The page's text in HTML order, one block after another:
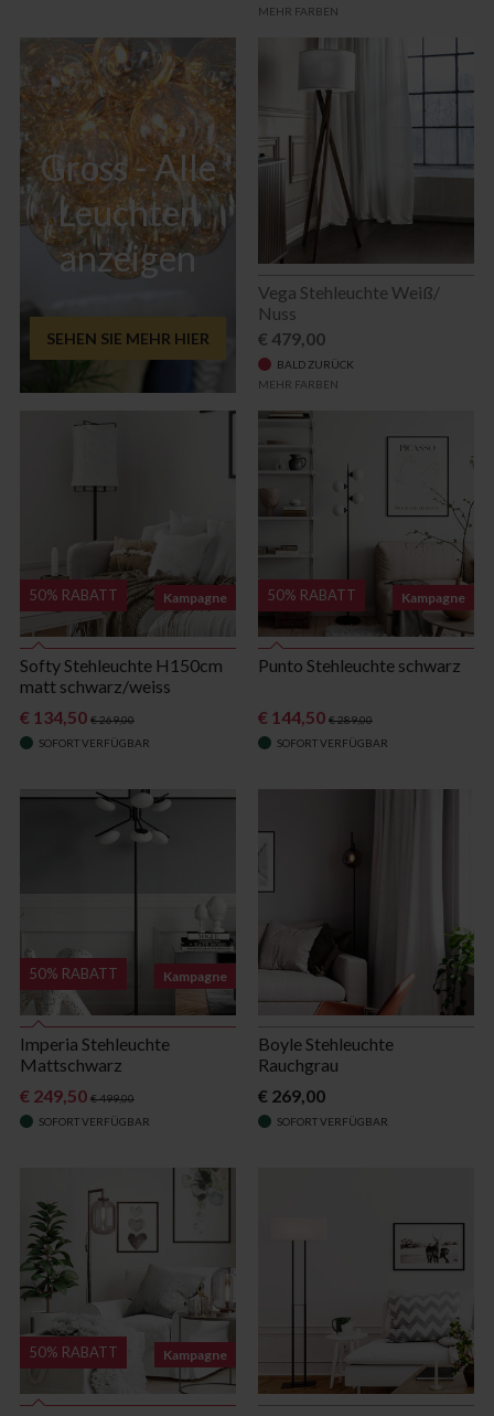
MEHR FARBEN
Gross - Alle
Leuchten
anzeigen
SEHEN SIE MEHR HIER
Vega Stehleuchte Weiß/
Nuss
€ 479,00
BALD ZURÜCK
MEHR FARBEN
50% RABATT
Softy Stehleuchte H150cm
matt schwarz/weiss
Kampagne
€ 134,50 € 269,00
SOFORT VERFÜGBAR
50% RABATT
Punto Stehleuchte schwarz
Kampagne
€ 144,50 € 289,00
SOFORT VERFÜGBAR
50% RABATT
Imperia Stehleuchte
Mattschwarz
Kampagne
€ 249,50 € 499,00
SOFORT VERFÜGBAR
Boyle Stehleuchte
Rauchgrau
€ 269,00
SOFORT VERFÜGBAR
50% RABATT Kampagne